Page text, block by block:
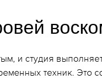
и студия
техник. Это